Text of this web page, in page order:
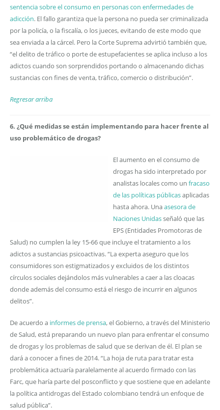
sentencia sobre el consumo en personas con enfermedades de
adicción. El fallo garantiza que la persona no pueda ser criminalizada
por la policía, o la fiscalía, o los jueces, evitando de este modo que
sea enviada a la cárcel. Pero la Corte Suprema advirtió también que,
“el delito de tráfico o porte de estupefacientes se aplica incluso a los
adictos cuando son sorprendidos portando o almacenando dichas
sustancias con fines de venta, tráfico, comercio o distribución”.
Regresar arriba
6. ¿Qué medidas se están implementando para hacer frente al
uso problemático de drogas?
El aumento en el consumo de
drogas ha sido interpretado por
analistas locales como un fracaso
de las políticas públicasaplicadas
hasta ahora. Unaasesora de
Naciones Unidasseñaló que las
EPS (Entidades Promotoras de
Salud) no cumplen la ley 15-66 que incluye el tratamiento a los
adictos a sustancias psicoactivas. “La experta aseguro que los
consumidores son estigmatizados y excluidos de los distintos
círculos sociales dejándolos más vulnerables a caer a las cloacas
donde además del consumo está el riesgo de incurrir en algunos
delitos”.
De acuerdo a informes de prensa, el Gobierno, a través del Ministerio
de Salud, está preparando un nuevo plan para enfrentar el consumo
de drogas y los problemas de salud que se derivan de él. El plan se
dará a conocer a fines de 2014. “La hoja de ruta para tratar esta
problemática actuaría paralelamente al acuerdo firmado con las
Farc, que haría parte del posconflicto y que sostiene que en adelante
la política antidrogas del Estado colombiano tendrá un enfoque de
salud pública”.